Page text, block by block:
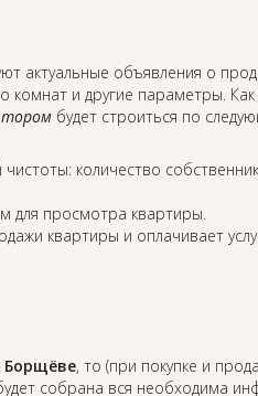
актуальные объявления о
и другие параметры. Как
будет строиться по
количество
для просмотра квартиры.
квартиры и оплачивает
Борщёве, то (при покупке и
собрана вся необходима